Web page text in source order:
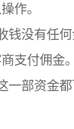
作。
钱没有任
支付佣金
一部资金